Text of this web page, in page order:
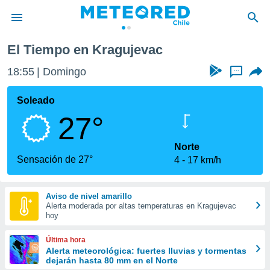
de
por
que se
calidad.
a este
las
y
forma
digital
basada
El Tiempo en Kragujevac
18:55 Domingo ...
Soleado
27°
Sensación de 27°
Norte
4
17 km/h
Aviso de nivel amarillo
Alerta moderada por altas temperaturas en Kragujevac
hoy
Última hora
Alerta meteorológica: fuertes lluvias y tormentas
dejarán hasta 80 mm en el Norte